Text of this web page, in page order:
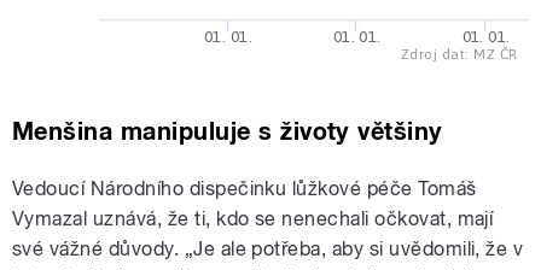
01. 01. 01. 01. 01. 01.
Zdroj dat: MZ ČR
Menšina manipuluje s životy většiny
Vedoucí Národního dispečinku lůžkové péče Tomáš
Vymazal uznává, žeti, kdo se nenechali očkovat, mají
své vážné důvody. „Je ale potřeba, aby si uvědomili, že v